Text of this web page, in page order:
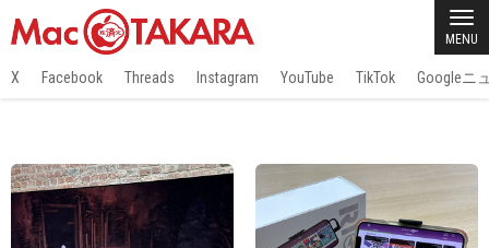
MENU
X Facebook Threads Instagram YouTube TikTok Googleニ